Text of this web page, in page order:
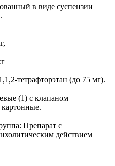
в виде суспензии
тетрафторэтан (до 75 мг).
(1) с клапаном
Препарат с
действием